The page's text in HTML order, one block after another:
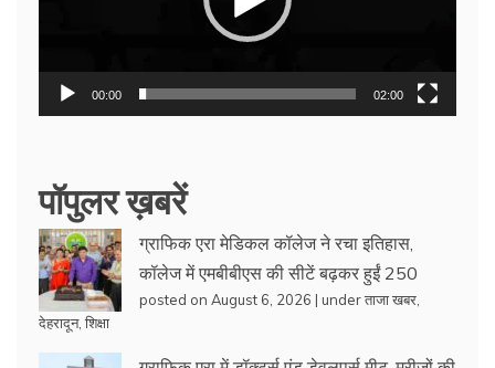
00:00 02:00
पॉपुलर ख़बरें
ग्राफिक एरा मेडिकल कॉलेज ने रचा इतिहास,
कॉलेज में एमबीबीएस की सीटें बढ़कर हुईं 250
posted on August 6, 2026 | underताजा खबर
देहरादून, शिक्षा